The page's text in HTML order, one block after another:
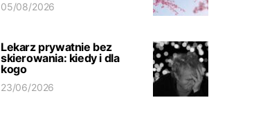
05/08/2026
Lekarz prywatnie bez
skierowania: kiedy i dla
kogo
23/06/2026